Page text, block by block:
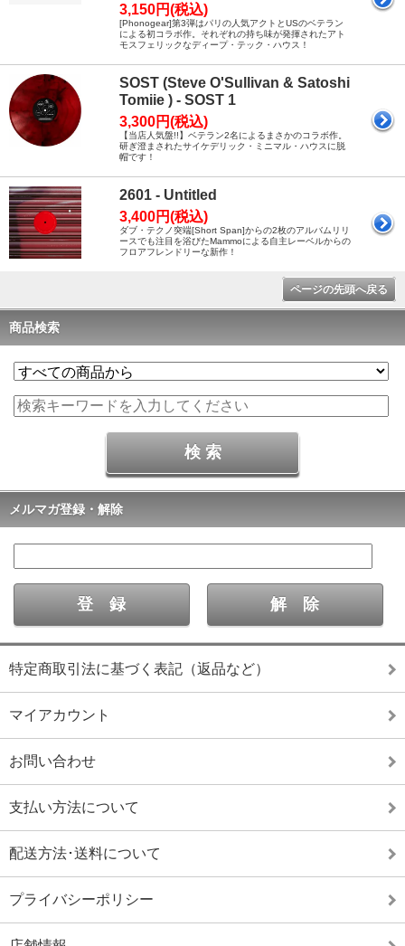
3,150円(税込)
[Phonogear]第3弾はパリの人気アクトとUSのベテラン
による初コラボ作。それぞれの持ち味が発揮されたアト
モスフェリックなディープ・テック・ハウス！
SOST (Steve O'Sullivan & Satoshi
Tomiie ) - SOST 1
3,300円(税込)
【当店人気盤!!】ベテラン2名によるまさかのコラボ作。
研ぎ澄まされたサイケデリック・ミニマル・ハウスに脱
帽です！
2601 - Untitled
3,400円(税込)
ダブ・テクノ突端[Short Span]からの2枚のアルバムリリ
ースでも注目を浴びたMammoによる自主レーベルからの
フロアフレンドリーな新作！
ページの先頭へ戻る
商品検索
メルマガ登録・解除
特定商取引法に基づく表記（返品など）
マイアカウント
お問い合わせ
支払い方法について
配送方法･送料について
プライバシーポリシー